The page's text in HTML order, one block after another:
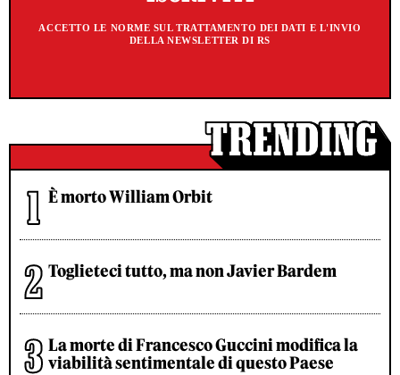
ACCETTO LE NORME SUL TRATTAMENTO DEI DATI E L'INVIO
DELLA NEWSLETTER DI RS
È morto William Orbit
Toglieteci tutto, ma non Javier Bardem
La morte di Francesco Guccini modifica la
viabilità sentimentale di questo Paese